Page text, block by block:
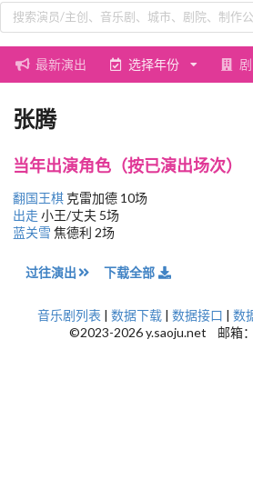
最新演出 选择年份
张腾
当年出演角色（按已演出场次）
翻国王棋 克雷加德 10场
出走 小王/丈夫 5场
蓝关雪 焦德利 2场
过往演出 下载全部
音乐剧列表 | 数据下载 | 数据接口 | 数
©2023-2026 y.saoju.net 邮箱